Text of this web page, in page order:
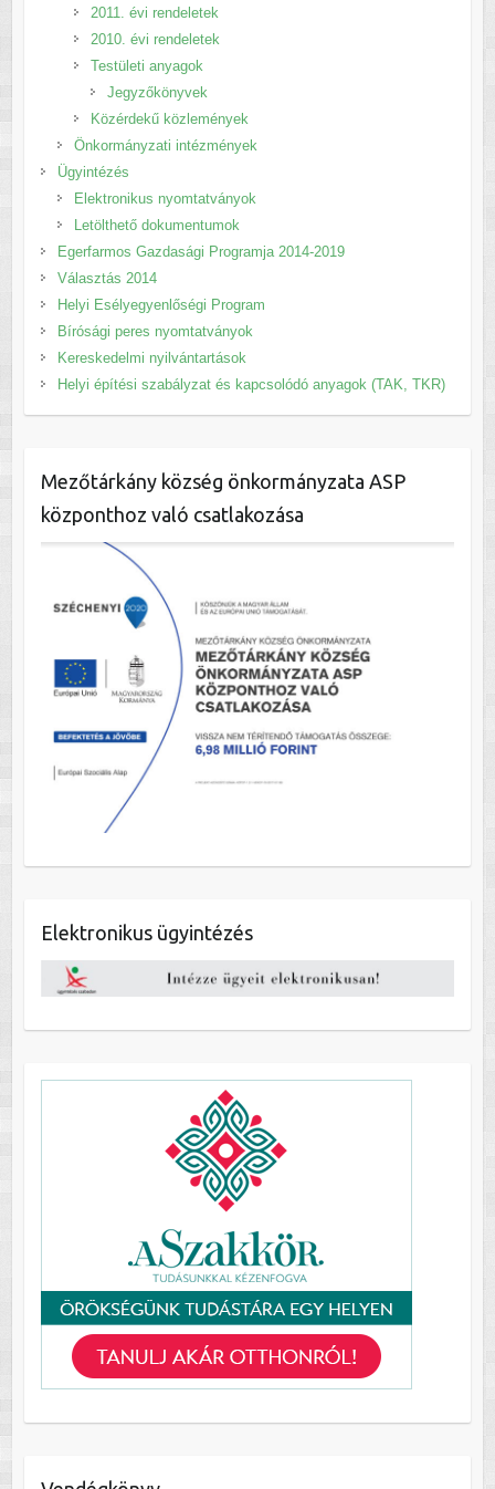
2011. évi rendeletek
2010. évi rendeletek
Testületi anyagok
Jegyzőkönyvek
Közérdekű közlemények
Önkormányzati intézmények
Ügyintézés
Elektronikus nyomtatványok
Letölthető dokumentumok
Egerfarmos Gazdasági Programja 2014-2019
Választás 2014
Helyi Esélyegyenlőségi Program
Bírósági peres nyomtatványok
Kereskedelmi nyilvántartások
Helyi építési szabályzat és kapcsolódó anyagok (TAK, TKR)
Mezőtárkány község önkormányzata ASP
központhoz való csatlakozása
Elektronikus ügyintézés